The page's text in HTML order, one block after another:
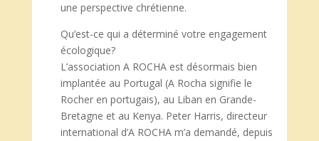
une perspective chrétienne.
Qu’est-ce qui a déterminé votre engagement
écologique?
L’association A ROCHA est désormais bien
implantée au Portugal (A Rocha signifie le
Rocher en portugais), au Liban en Grande-
Bretagne et au Kenya. Peter Harris, directeur
international d’A ROCHA m’a demandé, depuis